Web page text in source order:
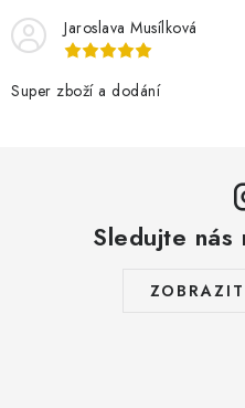
Jaroslava Musílková
Super zboží a dodání
Sledujte nás